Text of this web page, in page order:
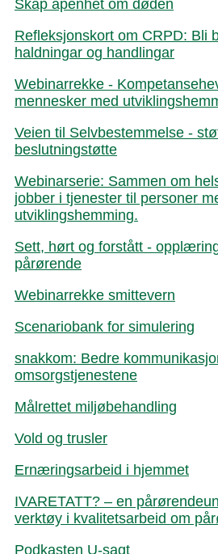
Skap åpenhet om døden
Refleksjonskort om CRPD: Bli
haldningar og handlingar
Webinarrekke -
mennesker med
Veien til Selvbestemmelse -
beslutningstøtte
Webinarserie: Sammen om
jobber i tjenester til personer
utviklingshemming.
Sett, hørt og forstått -
pårørende
Webinarrekke smittevern
Scenariobank for simulering
snakkom: Bedre
omsorgstjenestene
Målrettet miljøbehandling
Vold og trusler
Ernæringsarbeid i hjemmet
IVARETATT? – en
verktøy i kvalitetsarbeid om
Podkasten U-sagt